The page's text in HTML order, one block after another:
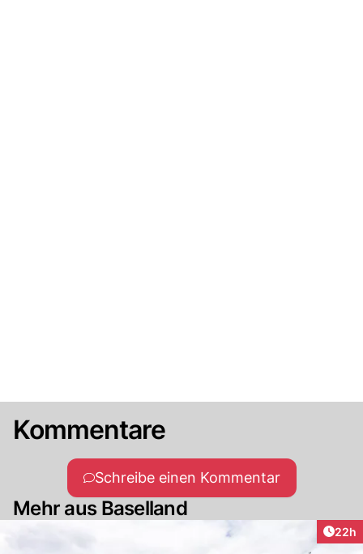
Kommentare
Schreibe einen Kommentar
Mehr aus Baselland
22h